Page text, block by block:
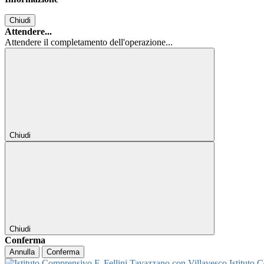
Chiudi
Attendere...
Attendere il completamento dell'operazione...
Chiudi
Chiudi
Conferma
Annulla Conferma